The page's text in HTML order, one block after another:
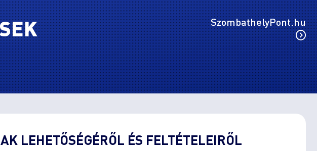
SzombathelyPont.hu
LEHETŐSÉGÉRŐL ÉS FELTÉTELEIRŐL